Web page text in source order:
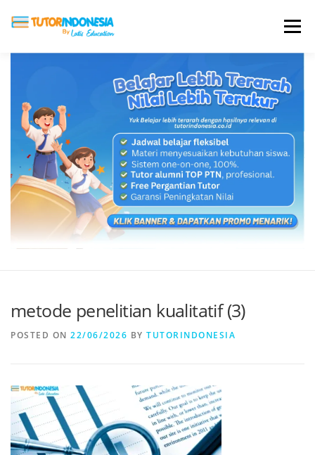
Menu
ABOUT US JADI PENGAJAR
BIAYA LES TESTIMONI PROFIL ALUMNI
BLOG DAFTAR SEKOLAH
metode penelitian kualitatif (3)
POSTED ON 22/06/2026 BY TUTORINDONESIA